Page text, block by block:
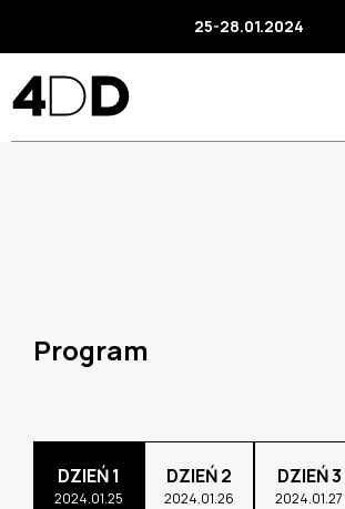
25-28.01.2024
Program
DZIEŃ 1
2024.01.25
DZIEŃ 2
2024.01.26
DZIEŃ 3
2024.01.27